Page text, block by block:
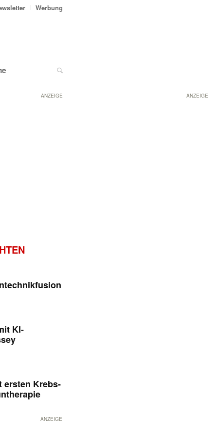
ANZEIGE
Werbung
ANZEIGE
KI-
ersten Krebs-
ANZEIGE